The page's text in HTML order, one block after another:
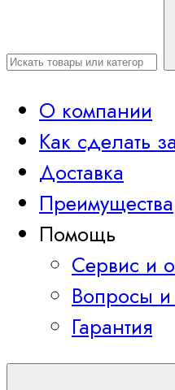
О компании
Как сделать
Доставка
Преимущества
Помощь
Сервис и
Вопросы и
Гарантия